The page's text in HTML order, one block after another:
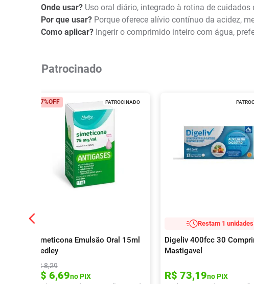
Onde usar? Uso oral diário, integrado à rotina de
Por que usar? Porque oferece alívio contínuo da acidez,
Como aplicar? Ingerir o comprimido inteiro com água,
Patrocinado
PATROCINADO
17%OFF
Simeticona Emulsão Oral 15ml
Medley
R$8,29
R$ 6,69no PIX
Restam 1
Digeliv 400fcc 30
Mastigavel
R$ 73,19no PIX